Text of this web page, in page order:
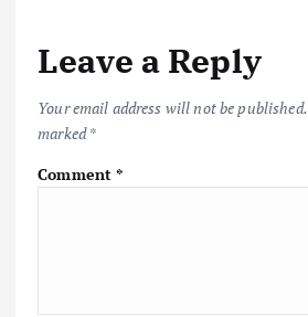
o
k
p
p k
Leave a Reply
Your email address will not be published.
marked*
Comment*